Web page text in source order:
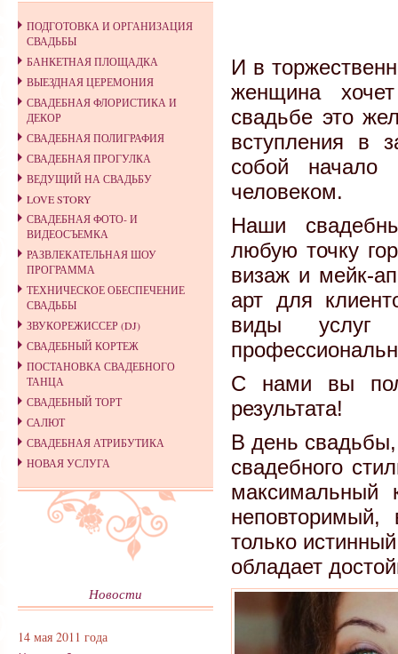
ПОДГОТОВКА И ОРГАНИЗАЦИЯ
СВАДЬБЫ
БАНКЕТНАЯ ПЛОЩАДКА
ВЫЕЗДНАЯ ЦЕРЕМОНИЯ
СВАДЕБНАЯ ФЛОРИСТИКА И
ДЕКОР
СВАДЕБНАЯ ПОЛИГРАФИЯ
СВАДЕБНАЯ ПРОГУЛКА
ВЕДУЩИЙ НА СВАДЬБУ
LOVE STORY
СВАДЕБНАЯ ФОТО- И
ВИДЕОСЪЕМКА
РАЗВЛЕКАТЕЛЬНАЯ ШОУ
ПРОГРАММА
ТЕХНИЧЕСКОЕ ОБЕСПЕЧЕНИЕ
СВАДЬБЫ
ЗВУКОРЕЖИССЕР (DJ)
СВАДЕБНЫЙ КОРТЕЖ
ПОСТАНОВКА СВАДЕБНОГО
ТАНЦА
СВАДЕБНЫЙ ТОРТ
САЛЮТ
СВАДЕБНАЯ АТРИБУТИКА
НОВАЯ УСЛУГА
Новости
14 мая 2011 года
И в
женщина
свадьбе это
вступления в
собой
человеком.
Наши
любую точку
визаж и мейк-
арт для
виды услуг
С нами вы
результата!
В день свадьбы,
свадебного
максимальный
только
обладает